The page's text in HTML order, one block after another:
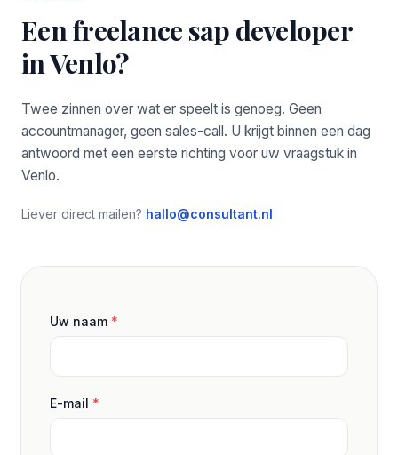
Een freelance sap developer
in Venlo?
Twee zinnen over wat er speelt is genoeg. Geen
accountmanager, geen sales-call. U krijgt binnen een dag
antwoord met een eerste richting voor uw vraagstuk in
Venlo.
Liever direct mailen? hallo@consultant.nl
Uw naam *
E-mail *